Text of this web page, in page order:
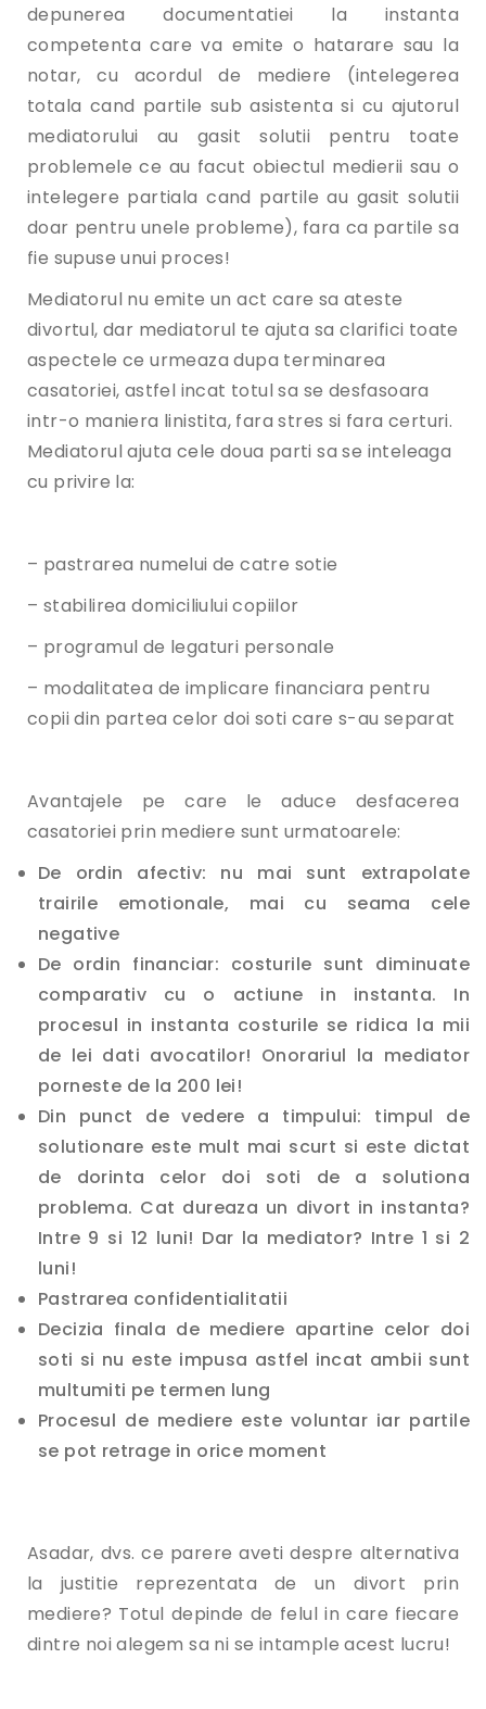
depunerea documentatiei la instanta
competenta care va emite o hatarare sau la
notar, cu acordul de mediere (intelegerea
totala cand partile sub asistenta si cu ajutorul
mediatorului au gasit solutii pentru toate
problemele ce au facut obiectul medierii sau o
intelegere partiala cand partile au gasit solutii
doar pentru unele probleme), fara ca partile sa
fie supuse unui proces!
Mediatorul nu emite un act care sa ateste
divortul, dar mediatorul te ajuta sa clarifici toate
aspectele ce urmeaza dupa terminarea
casatoriei, astfel incat totul sa se desfasoara
intr-o maniera linistita, fara stres si fara certuri.
Mediatorul ajuta cele doua parti sa se inteleaga
cu privire la:
– pastrarea numelui de catre sotie
– stabilirea domiciliului copiilor
– programul de legaturi personale
– modalitatea de implicare financiara pentru
copii din partea celor doi soti care s-au separat
Avantajele pe care le aduce desfacerea
casatoriei prin mediere sunt urmatoarele:
De ordin afectiv: nu mai sunt extrapolate
trairile emotionale, mai cu seama cele
negative
De ordin financiar: costurile sunt diminuate
comparativ cu o actiune in instanta. In
procesul in instanta costurile se ridica la mii
de lei dati avocatilor! Onorariul la mediator
porneste de la 200 lei!
Din punct de vedere a timpului: timpul de
solutionare este mult mai scurt si este dictat
de dorinta celor doi soti de a solutiona
problema. Cat dureaza un divort in instanta?
Intre 9 si 12 luni! Dar la mediator? Intre 1 si 2
luni!
Pastrarea confidentialitatii
Decizia finala de mediere apartine celor doi
soti si nu este impusa astfel incat ambii sunt
multumiti pe termen lung
Procesul de mediere este voluntar iar partile
se pot retrage in orice moment
Asadar, dvs. ce parere aveti despre alternativa
la justitie reprezentata de un divort prin
mediere? Totul depinde de felul in care fiecare
dintre noi alegem sa ni se intample acest lucru!